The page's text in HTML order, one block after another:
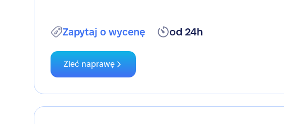
Zapytaj o wycenę od 24h
Zleć naprawę